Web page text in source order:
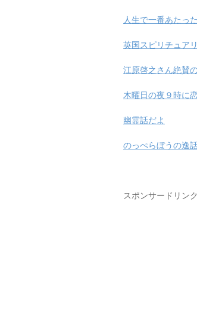
人生で一番あたっ
英国スピリチュア
江原啓之さん絶賛
木曜日の夜９時に
幽霊話だよ
のっぺらぼうの逸
スポンサードリンク